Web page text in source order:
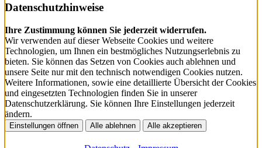
Datenschutzhinweise
Ihre Zustimmung können Sie jederzeit widerrufen.
Wir verwenden auf dieser Webseite Cookies und weitere
Technologien, um Ihnen ein bestmögliches Nutzungserlebnis zu
bieten. Sie können das Setzen von Cookies auch ablehnen und
unsere Seite nur mit den technisch notwendigen Cookies nutzen.
Weitere Informationen, sowie eine detaillierte Übersicht der Cookies
und eingesetzten Technologien finden Sie in unserer
Datenschutzerklärung. Sie können Ihre Einstellungen jederzeit
ändern.
Einstellungen öffnen Alle ablehnen Alle akzeptieren